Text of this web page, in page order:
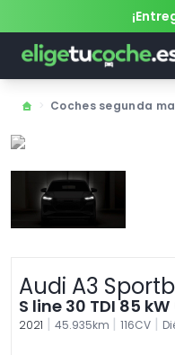
Coches segunda
Audi A3
S line 30 TDI 85
2021 | 45.935km | 116CV |